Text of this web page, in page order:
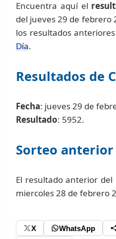
Encuentra aquí el
del jueves 29 de febrero
los resultados
Día.
Resultados de
Fecha: jueves 29 de
Resultado: 5952.
Sorteo anterior
El resultado anterior
miercoles 28 de febrero
X WhatsApp